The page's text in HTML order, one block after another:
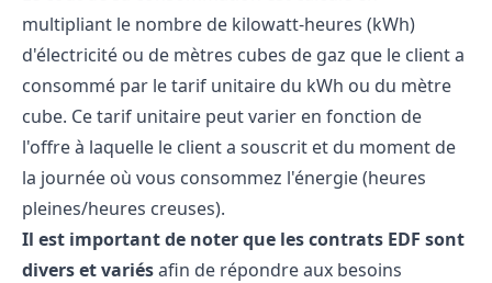
multipliant le nombre de kilowatt-heures (kWh)
d'électricité ou de mètres cubes de gaz que le client a
consommé par le tarif unitaire du kWh ou du mètre
cube. Ce tarif unitaire peut varier en fonction de
l'offre à laquelle le client a souscrit et du moment de
la journée où vous consommez l'énergie (heures
pleines/heures creuses).
Il est important de noter que les contrats EDF sont
divers et variésafin de répondre aux besoins